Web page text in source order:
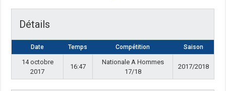
Détails
Date Temps Compétition Saison
14 octobre
2017
16:47
Nationale A Hommes
17/18
2017/2018